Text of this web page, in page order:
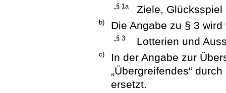
„§ 1a Ziele, Glücksspiel
b) Die Angabe zu § 3
„§ 3 Lotterien und
c)
In der Angabe zur
„Übergreifendes“
ersetzt.